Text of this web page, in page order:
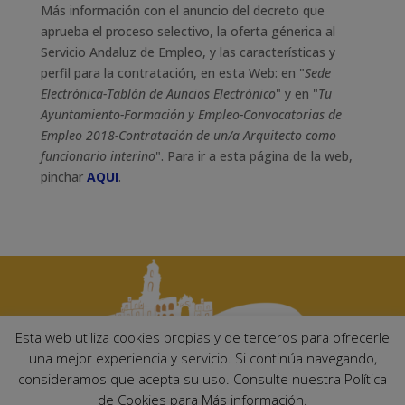
Más información con el anuncio del decreto que
aprueba el proceso selectivo, la oferta génerica al
Servicio Andaluz de Empleo, y las características y
perfil para la contratación, en esta Web: en "Sede
Electrónica-Tablón de Auncios Electrónico" y en "Tu
Ayuntamiento-Formación y Empleo-Convocatorias de
Empleo 2018-Contratación de un/a Arquitecto como
funcionario interino". Para ir a esta página de la web,
pinchar AQUI.
Ayuntamiento de Palma del Río. Plaza Mayor de Andalucía, 1 C.P:
Esta web utiliza cookies propias y de terceros para ofrecerle
una mejor experiencia y servicio. Si continúa navegando,
consideramos que acepta su uso. Consulte nuestra Política
de Cookies para Más información.